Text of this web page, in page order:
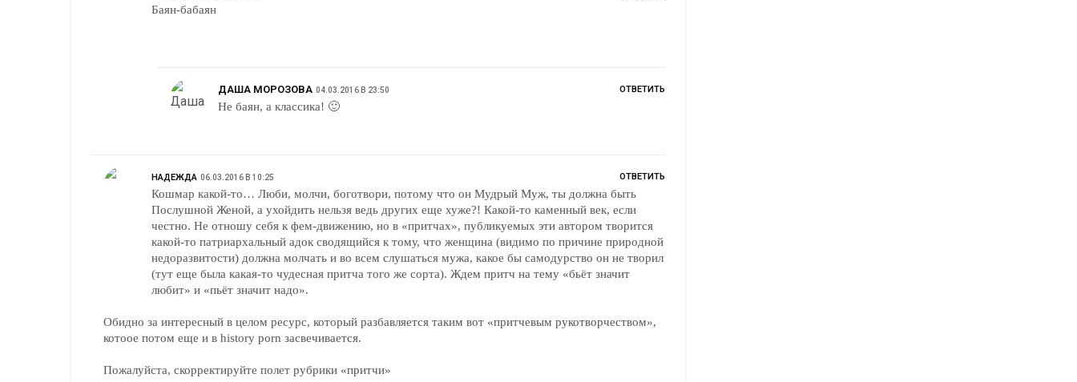
Баян-бабаян
ДАША МОРОЗОВА 04.03.2016 В 23:50
Не баян, а классика! 🙂
ОТВЕТИТЬ
НАДЕЖДА 06.03.2016 В 10:25
Кошмар какой-то… Люби, молчи, боготвори, потому что он Мудрый Муж, ты должна быть
Послушной Женой, а ухойдить нельзя ведь других еще хуже?! Какой-то каменный век, если
честно. Не отношу себя к фем-движению, но в «притчах», публикуемых эти автором творится
какой-то патриархальный адок сводящийся к тому, что женщина (видимо по причине природной
недоразвитости) должна молчать и во всем слушаться мужа, какое бы самодурство он не творил
(тут еще была какая-то чудесная притча того же сорта). Ждем притч на тему «бьёт значит
любит» и «пьёт значит надо».
Обидно за интересный в целом ресурс, который разбавляется таким вот «притчевым рукотворчеством»,
котоое потом еще и в history porn засвечивается.
Пожалуйста, скорректируйте полет рубрики «притчи»
ОТВЕТИТЬ